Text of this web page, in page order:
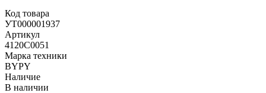
Код товара
УТ000001937
Артикул
4120C0051
Марка техники
BYPY
Наличие
В наличии